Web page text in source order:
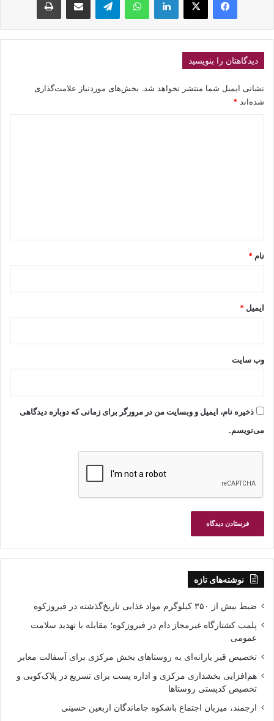
دیدگاهتان را بنویسید
نشانی ایمیل شما منتشر نخواهد شد. بخش‌های موردنیاز علامت‌گذاری
شده‌اند *
نام *
ایمیل *
وب‌ سایت
ذخیره نام، ایمیل و وبسایت من در مرورگر برای زمانی که دوباره دیدگاهی
می‌نویسم.
نوشته‌های تازه
ضبط بیش از ۳۵۰ کیلوگرم مواد غذایی تاریخ‌گذشته در فیروزکوه
پلمب کشتارگاه غیرمجاز دام در فیروزکوه؛ مقابله با تهدید سلامت
عمومی
تخصیص قیر یارانه‌ای به روستاهای بخش مرکزی برای آسفالت معابر
هم‌افزایی بخشداری مرکزی و اداره پست برای تسریع در پلاک‌کوبی و
تخصیص کدپستی روستاها
ارجمند، میزبان اجتماع باشکوه جاماندگان اربعین حسینی